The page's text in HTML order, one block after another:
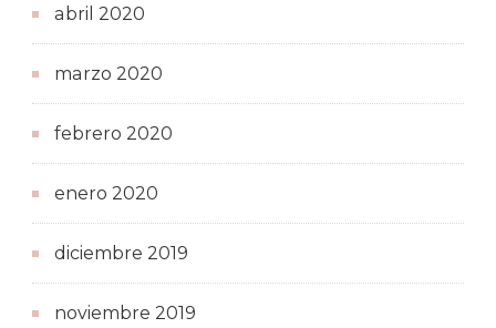
abril 2020
marzo 2020
febrero 2020
enero 2020
diciembre 2019
noviembre 2019